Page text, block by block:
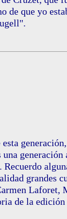
de que yo
generación
grandes
Laforet,
de la edición